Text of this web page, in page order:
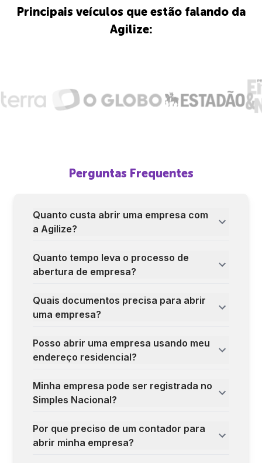
Principais veículos que estão falando da
Agilize:
Perguntas Frequentes
Quanto custa abrir uma empresa com
a Agilize?
Quanto tempo leva o processo de
abertura de empresa?
Quais documentos precisa para abrir
uma empresa?
Posso abrir uma empresa usando meu
endereço residencial?
Minha empresa pode ser registrada no
Simples Nacional?
Por que preciso de um contador para
abrir minha empresa?